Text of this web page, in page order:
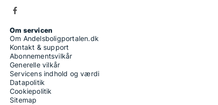
Om servicen
Om Andelsboligportalen.dk
Kontakt & support
Abonnementsvilkår
Generelle vilkår
Servicens indhold og værdi
Datapolitik
Cookiepolitik
Sitemap